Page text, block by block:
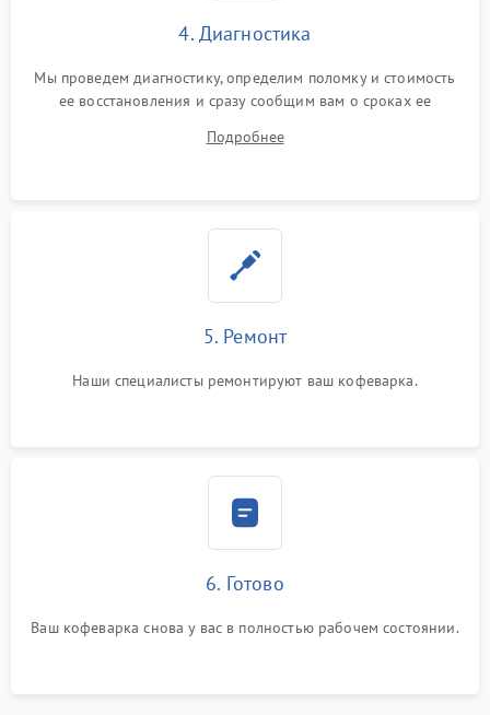
4. Диагностика
Мы проведем диагностику, определим поломку и стоимость
ее восстановления и сразу сообщим вам о сроках ее
Подробнее
5. Ремонт
Наши специалисты ремонтируют ваш кофеварка.
6. Готово
Ваш кофеварка снова у вас в полностью рабочем состоянии.